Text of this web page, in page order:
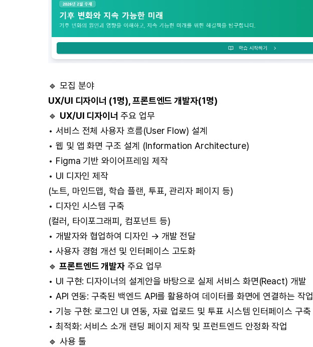
🔹 모집 분야
UX/UI 디자이너 (1명), 프론트엔드 개발자(1명)
🔹 UX/UI 디자이너주요 업무
• 서비스 전체 사용자 흐름(User Flow) 설계
• 웹 및 앱 화면 구조 설계 (Information Architecture)
• Figma 기반 와이어프레임 제작
• UI 디자인 제작
(노트, 마인드맵, 학습 플랜, 투표, 관리자 페이지 등)
• 디자인 시스템 구축
(컬러, 타이포그래피, 컴포넌트 등)
• 개발자와 협업하여 디자인 → 개발 전달
• 사용자 경험 개선 및 인터페이스 고도화
🔹 프론트엔드 개발자 주요 업무
• UI 구현: 디자이너의 설계안을 바탕으로 실제 서비스 화면(React) 개발
• API 연동: 구축된 백엔드 API를 활용하여 데이터를 화면에 연결하는 작업
• 기능 구현: 로그인 UI 연동, 자료 업로드 및 투표 시스템 인터페이스 구축
• 최적화: 서비스 소개 랜딩 페이지 제작 및 프런트엔드 안정화 작업
🔹 사용 툴